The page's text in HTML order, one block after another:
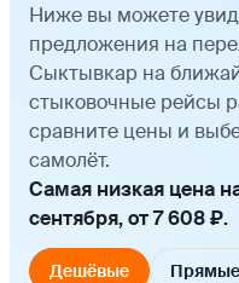
Ниже вы можете
предложения на
Сыктывкар на
стыковочные рейсы
сравните цены и
самолёт.
Самая низкая цена
сентября, от 7 608 ₽.
Дешёвые Прямые